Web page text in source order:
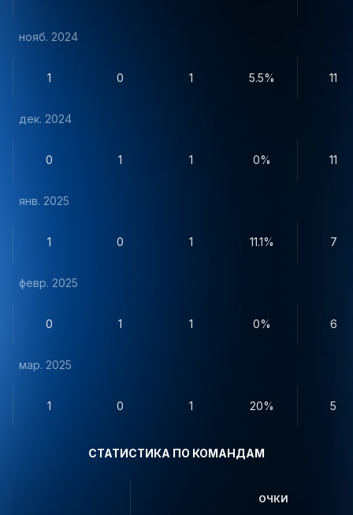
нояб. 2024
1 0 1 5.5% 11
дек. 2024
0 1 1 0% 11
янв. 2025
1 0 1 11.1% 7
февр. 2025
0 1 1 0% 6
мар. 2025
1 0 1 20% 5
СТАТИСТИКА ПО КОМАНДАМ
ОЧКИ